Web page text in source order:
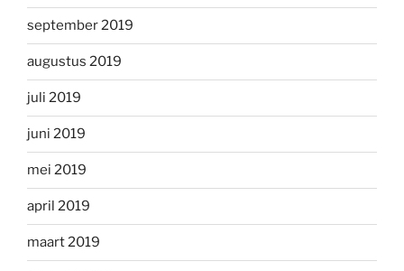
september 2019
augustus 2019
juli 2019
juni 2019
mei 2019
april 2019
maart 2019